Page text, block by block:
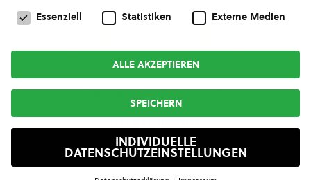
Copyright © 2026bio austria
Datenschutzeinstellungen
Essenziell Statistiken Externe Medien
ALLE AKZEPTIEREN
SPEICHERN
INDIVIDUELLE
DATENSCHUTZEINSTELLUNGEN